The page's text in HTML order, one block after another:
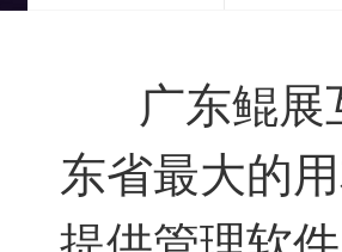
广东鲲展
东省最大的